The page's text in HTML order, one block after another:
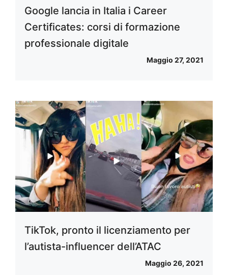
Google lancia in Italia i Career
Certificates: corsi di formazione
professionale digitale
Maggio 27, 2021
TikTok, pronto il licenziamento per
l’autista-influencer dell’ATAC
Maggio 26, 2021